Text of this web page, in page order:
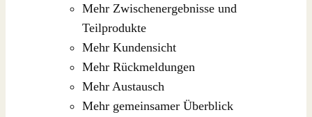
Mehr Zwischenergebnisse und
Teilprodukte
Mehr Kundensicht
Mehr Rückmeldungen
Mehr Austausch
Mehr gemeinsamer Überblick